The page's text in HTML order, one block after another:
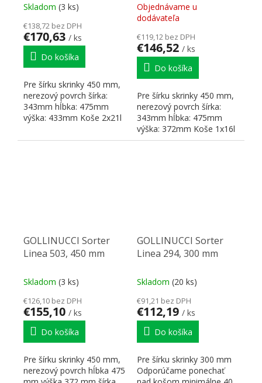
Skladom (3 ks)
€138,72 bez DPH
€170,63 / ks
Do košíka
Pre šírku skrinky 450 mm,
nerezový povrch šírka:
343mm hĺbka: 475mm
výška: 433mm Koše 2x21l
Objednávame u
dodávateľa
€119,12 bez DPH
€146,52 / ks
Do košíka
Pre šírku skrinky 450 mm,
nerezový povrch šírka:
343mm hĺbka: 475mm
výška: 372mm Koše 1x16l
+ 2x7,5l
GOLLINUCCI Sorter
Linea 503, 450 mm
Skladom (3 ks)
€126,10 bez DPH
€155,10 / ks
Do košíka
Pre šírku skrinky 450 mm,
nerezový povrch hĺbka 475
GOLLINUCCI Sorter
Linea 294, 300 mm
Skladom (20 ks)
€91,21 bez DPH
€112,19 / ks
Do košíka
Pre šírku skrinky 300 mm
Odporúčame ponechať